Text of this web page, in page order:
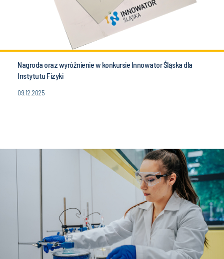
Nagroda oraz wyróżnienie w konkursie Innowator Śląska dla
Instytutu Fizyki
09.12.2025